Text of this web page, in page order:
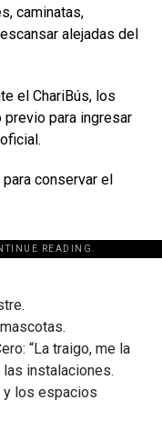
caminatas,
alejadas del
el ChariBús, los
para ingresar
conservar el
READING.
“La traigo, me la
las instalaciones.
y los espacios